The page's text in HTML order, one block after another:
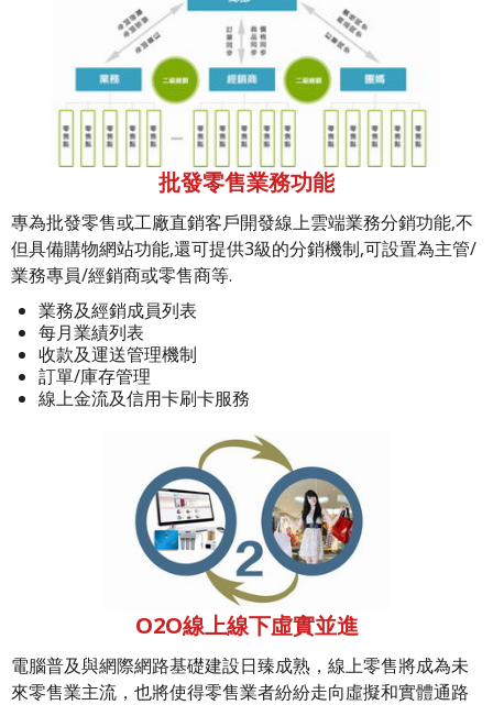
批發零售業務功能
專為批發零售或工廠直銷客戶開發線上雲端業務分銷功能,不
但具備購物網站功能,還可提供3級的分銷機制,可設置為主管/
業務專員/經銷商或零售商等.
業務及經銷成員列表
每月業績列表
收款及運送管理機制
訂單/庫存管理
線上金流及信用卡刷卡服務
O2O線上線下虛實並進
電腦普及與網際網路基礎建設日臻成熟，線上零售將成為未
來零售業主流，也將使得零售業者紛紛走向虛擬和實體通路